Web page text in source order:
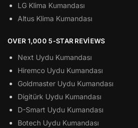
LG Klima Kumandası
Altus Klima Kumandası
OVER 1,000 5-STAR REVIEWS
Next Uydu Kumandası
Hiremco Uydu Kumandası
Goldmaster Uydu Kumandası
Digitürk Uydu Kumandası
D-Smart Uydu Kumandası
Botech Uydu Kumandası